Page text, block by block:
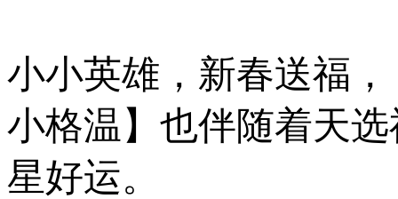
小小英雄，新春送福
小格温】也伴随着天
星好运。